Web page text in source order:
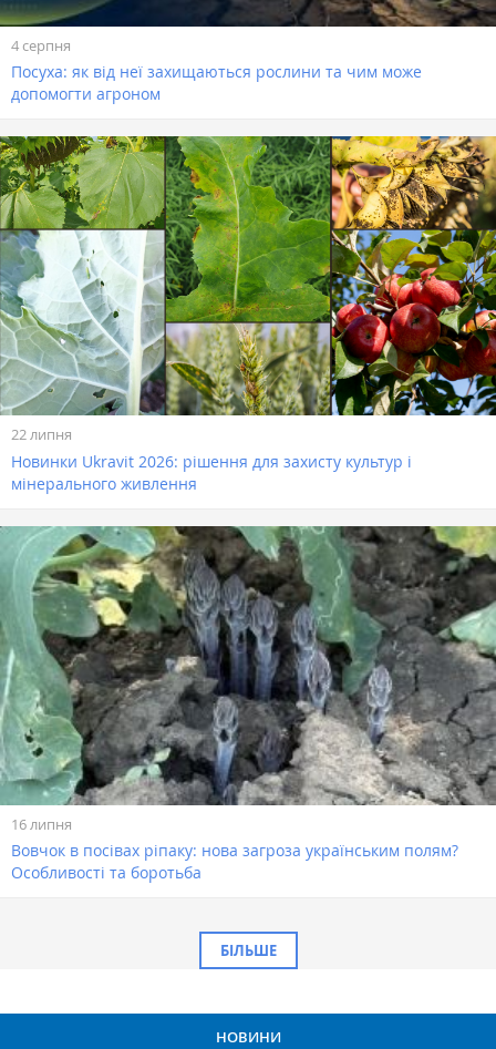
4 серпня
Посуха: як від неї захищаються рослини та чим може
допомогти агроном
22 липня
Новинки Ukravit 2026: рішення для захисту культур і
мінерального живлення
16 липня
Вовчок в посівах ріпаку: нова загроза українським полям?
Особливості та боротьба
БІЛЬШЕ
НОВИНИ